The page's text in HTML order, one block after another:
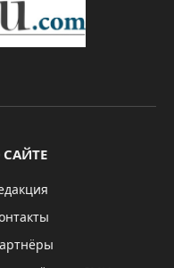
САЙТЕ